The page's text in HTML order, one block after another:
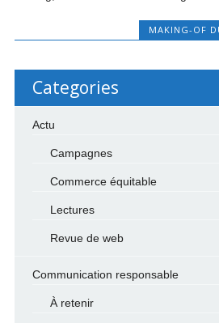
MAKING-OF
Categories
Actu
Campagnes
Commerce équitable
Lectures
Revue de web
Communication responsable
À retenir